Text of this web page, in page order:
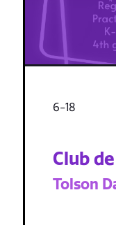
6-18
Club
Tolson